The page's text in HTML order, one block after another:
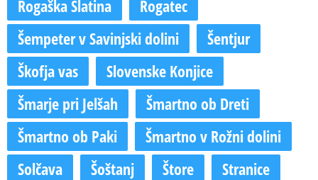
Rogaška Slatina
Rogatec
Šempeter v Savinjski dolini
Šentjur
Škofja vas
Slovenske Konjice
Šmarje pri Jelšah
Šmartno ob Dreti
Šmartno ob Paki
Šmartno v Rožni dolini
Solčava
Šoštanj Štore Stranice